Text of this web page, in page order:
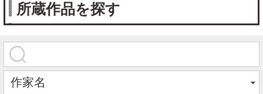
所蔵作品を探す